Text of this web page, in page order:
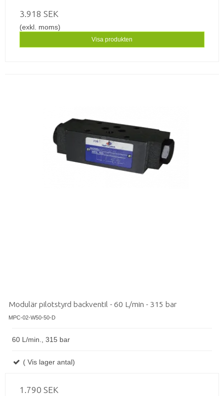
3.918 SEK
(exkl. moms)
Visa produkten
Modulär pilotstyrd backventil - 60 L/min - 315 bar
MPC-02-W50-50-D
60 L/min., 315 bar
( Vis lager antal)
1.790 SEK